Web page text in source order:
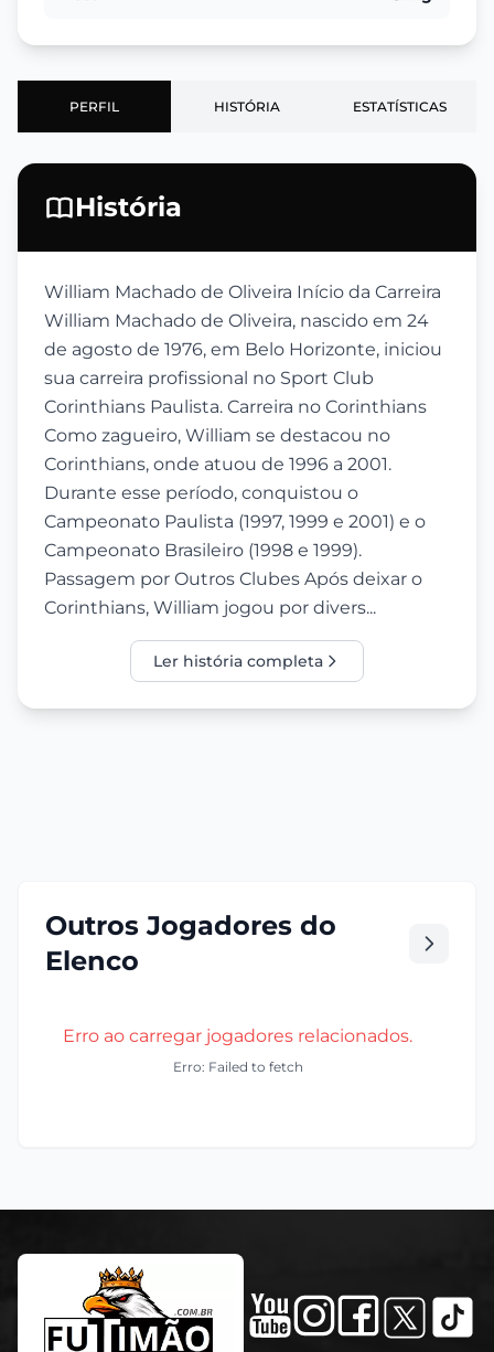
PERFIL HISTÓRIA ESTATÍSTICAS
História
William Machado de Oliveira Início da Carreira
William Machado de Oliveira, nascido em 24
de agosto de 1976, em Belo Horizonte, iniciou
sua carreira profissional no Sport Club
Corinthians Paulista. Carreira no Corinthians
Como zagueiro, William se destacou no
Corinthians, onde atuou de 1996 a 2001.
Durante esse período, conquistou o
Campeonato Paulista (1997, 1999 e 2001) e o
Campeonato Brasileiro (1998 e 1999).
Passagem por Outros Clubes Após deixar o
Corinthians, William jogou por divers...
Ler história completa
Outros Jogadores do
Elenco
Erro ao carregar jogadores relacionados.
Erro: Failed to fetch